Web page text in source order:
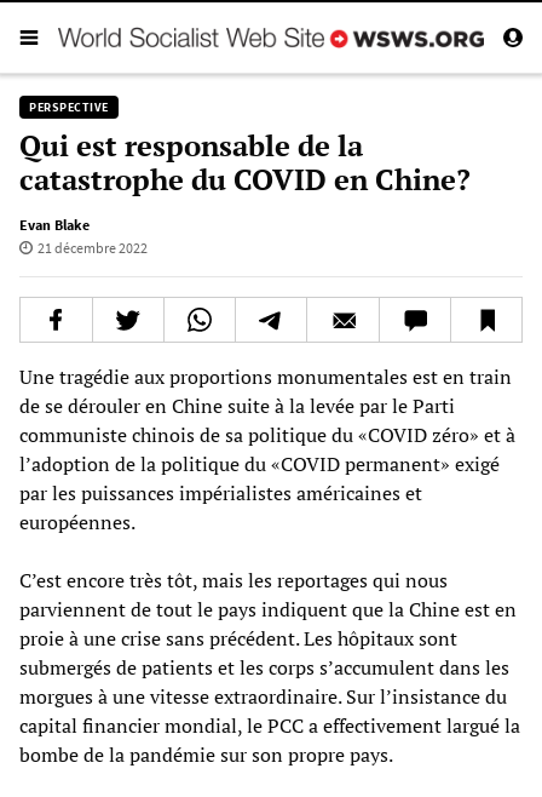
PERSPECTIVE
Qui est responsable de la
catastrophe du COVID en Chine?
Evan Blake
21 décembre 2022
Une tragédie aux proportions monumentales est en train
de se dérouler en Chine suite à la levée par le Parti
communiste chinois de sa politique du «COVID zéro» et à
l’adoption de la politique du «COVID permanent» exigé
par les puissances impérialistes américaines et
européennes.
C’est encore très tôt, mais les reportages qui nous
parviennent de tout le pays indiquent que la Chine est en
proie à une crise sans précédent. Les hôpitaux sont
submergés de patients et les corps s’accumulent dans les
morgues à une vitesse extraordinaire. Sur l’insistance du
capital financier mondial, le PCC a effectivement largué la
bombe de la pandémie sur son propre pays.